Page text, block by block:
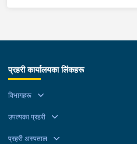
प्रहरी कार्यालयका लिंकहरू
विभागहरू
उपत्यका प्रहरी
प्रहरी अस्पताल